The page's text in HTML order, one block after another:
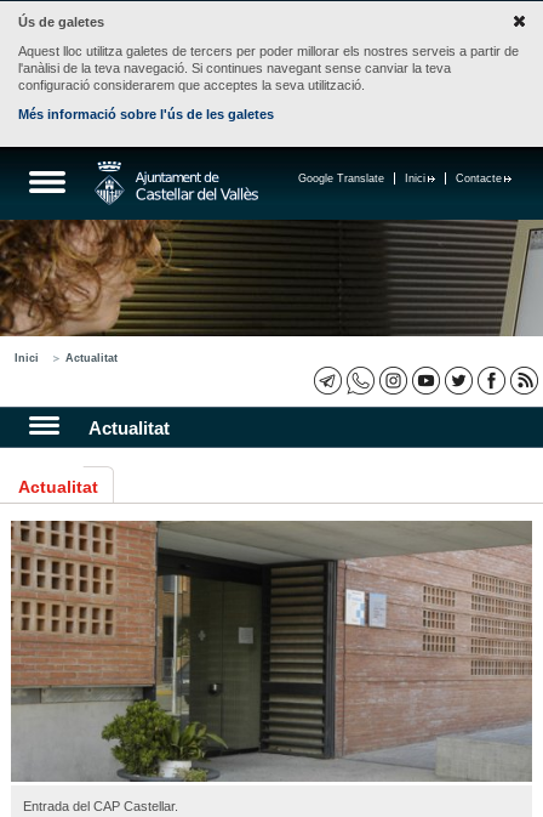
Ús de galetes
Aquest lloc utilitza galetes de tercers per poder millorar els nostres serveis a partir de
l'anàlisi de la teva navegació. Si continues navegant sense canviar la teva
configuració considerarem que acceptes la seva utilització.
Més informació sobre l'ús de les galetes
Contacte
Inici
Google Translate
Inici Actualitat
Actualitat
Actualitat
Entrada del CAP Castellar.